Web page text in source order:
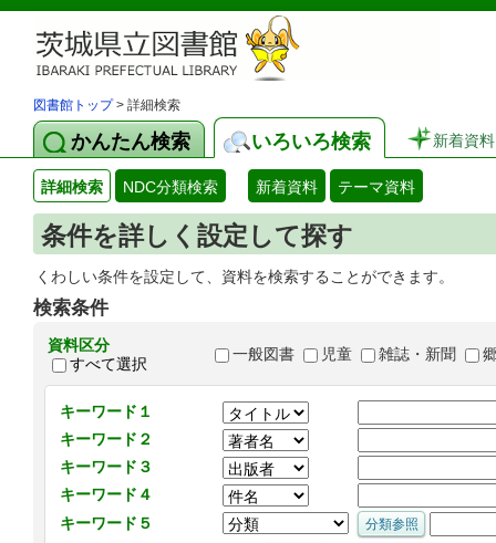
図書館トップ> 詳細検索
かんたん検索 いろいろ検索 新着資料
詳細検索 NDC分類検索 新着資料 テーマ資料
条件を詳しく設定して探す
くわしい条件を設定して、資料を検索することができます。
検索条件
資料区分
すべて選択
一般図書 児童 雑誌・新聞
キーワード１
キーワード２
キーワード３
キーワード４
キーワード５